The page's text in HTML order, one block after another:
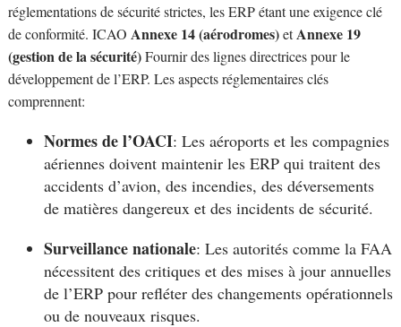
réglementations de sécurité strictes, les ERP étant une exigence clé
de conformité. ICAO Annexe 14 (aérodromes)etAnnexe 19
(gestion de la sécurité)Fournir des lignes directrices pour le
développement de l’ERP. Les aspects réglementaires clés
comprennent:
Normes de l’OACI: Les aéroports et les compagnies
aériennes doivent maintenir les ERP qui traitent des
accidents d’avion, des incendies, des déversements
de matières dangereux et des incidents de sécurité.
Surveillance nationale: Les autorités comme la FAA
nécessitent des critiques et des mises à jour annuelles
de l’ERP pour refléter des changements opérationnels
ou de nouveaux risques.